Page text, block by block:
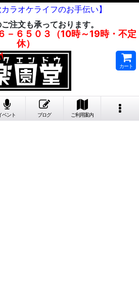
カラオケライフのお手伝い】
注文も承っております。
－６５０３（10時～19時・不定
休）
カート
ベント ブログ ご利用案内